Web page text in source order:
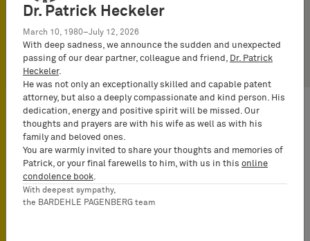
(Rechtsanwalt)
Noticias de
actualidad
Dr. Patrick Heckeler
March 10, 1980–July 12, 2026
With deep sadness, we announce the sudden and unexpected
passing of our dear partner, colleague and friend,
Dr. Patrick
Heckeler.
He was not only an exceptionally skilled and capable patent
attorney, but also a deeply compassionate and kind person. His
dedication, energy and positive spirit will be missed. Our
thoughts and prayers are with his wife as well as with his
family and beloved ones.
You are warmly invited to share your thoughts and memories of
Patrick, or your final farewells to him, with us in this online
condolence book
With deepest sympathy,
the BARDEHLE PAGENBERG team